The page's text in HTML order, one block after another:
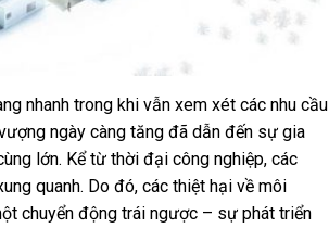
nhanh trong khi vẫn xem xét các nhu cầu
ngày càng tăng đã dẫn đến sự gia
lớn. Kể từ thời đại công nghiệp, các
quanh. Do đó, các thiệt hại về môi
chuyển động trái ngược – sự phát triển